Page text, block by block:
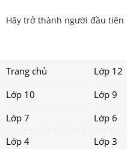
Hãy trở thành người đầu tiên
Trang chủ Lớp 12
Lớp 10
Lớp 9
Lớp 7
Lớp 6
Lớp 4
Lớp 3